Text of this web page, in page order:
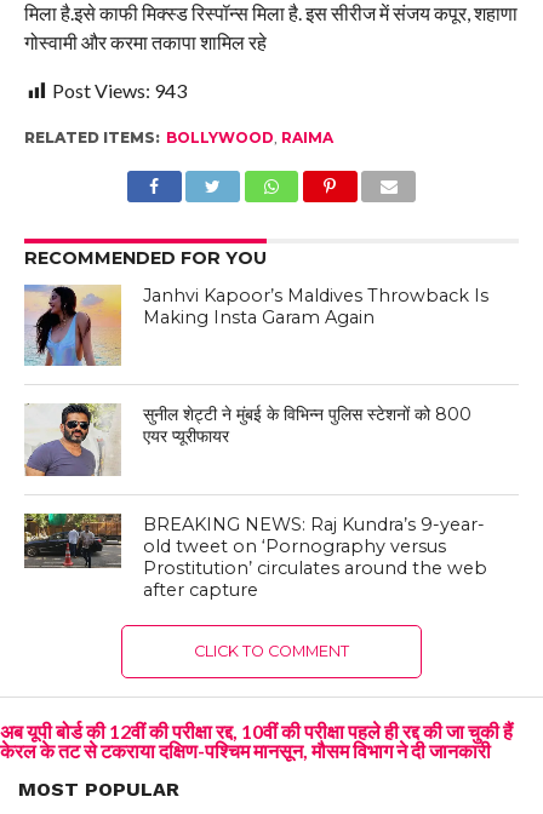
मिला है.इसे काफी मिक्स्ड रिस्पॉन्स मिला है. इस सीरीज में संजय कपूर, शहाणा
गोस्वामी और करमा तकापा शामिल रहे
Post Views: 943
RELATED ITEMS: BOLLYWOOD, RAIMA
RECOMMENDED FOR YOU
Janhvi Kapoor’s Maldives Throwback Is
Making Insta Garam Again
सुनील शेट्टी ने मुंबई के विभिन्न पुलिस स्टेशनों को 800
एयर प्यूरीफायर
BREAKING NEWS: Raj Kundra’s 9-year-
old tweet on ‘Pornography versus
Prostitution’ circulates around the web
after capture
CLICK TO COMMENT
अब यूपी बोर्ड की 12वीं की परीक्षा रद्द, 10वीं की परीक्षा पहले ही रद्द की जा चुकी हैं
केरल के तट से टकराया दक्षिण-पश्चिम मानसून, मौसम विभाग ने दी जानकारी
MOST POPULAR